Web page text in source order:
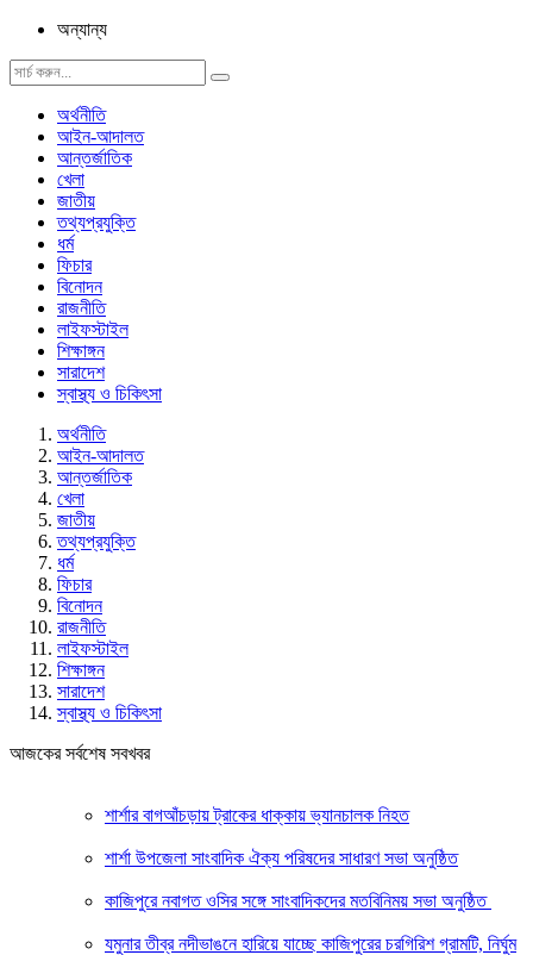
অন্যান্য
অর্থনীতি
আইন-আদালত
আন্তর্জাতিক
খেলা
জাতীয়
তথ্যপ্রযুক্তি
ধর্ম
ফিচার
বিনোদন
রাজনীতি
লাইফস্টাইল
শিক্ষাঙ্গন
সারাদেশ
স্বাস্থ্য ও চিকিৎসা
অর্থনীতি
আইন-আদালত
আন্তর্জাতিক
খেলা
জাতীয়
তথ্যপ্রযুক্তি
ধর্ম
ফিচার
বিনোদন
রাজনীতি
লাইফস্টাইল
শিক্ষাঙ্গন
সারাদেশ
স্বাস্থ্য ও চিকিৎসা
আজকের সর্বশেষ সবখবর
শার্শার বাগআঁচড়ায় ট্রাকের ধাক্কায় ভ্যানচালক নিহত
শার্শা উপজেলা সাংবাদিক ঐক্য পরিষদের সাধারণ সভা অনুষ্ঠিত
কাজিপুরে নবাগত ওসির সঙ্গে সাংবাদিকদের মতবিনিময় সভা অনুষ্ঠিত
যমুনার তীব্র নদীভাঙনে হারিয়ে যাচ্ছে কাজিপুরের চরগিরিশ গ্রামটি, নির্ঘুম